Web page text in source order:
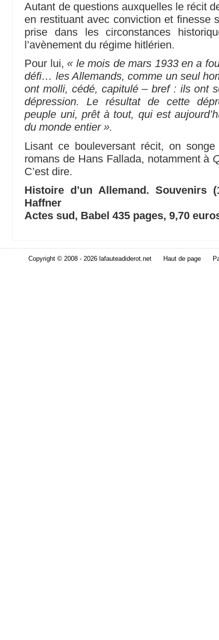
Autant de questions auxquelles le récit
en restituant avec conviction et finesse
prise dans les circonstances
l’avènement du régime hitlérien.
Pour lui, « le mois de mars 1933 en a
défi… les Allemands, comme un seul
ont molli, cédé, capitulé – bref : ils ont
dépression. Le résultat de cette
peuple uni, prêt à tout, qui est
du monde entier ».
Lisant ce bouleversant récit, on
romans de Hans Fallada, notamment à
C’est dire.
Histoire d’un Allemand. Souvenirs
Haffner
Actes sud, Babel 435 pages, 9,70
Copyright © 2008 - 2026 lafauteadiderot.net Haut de page